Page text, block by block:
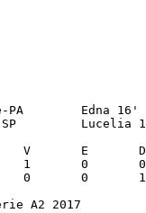
PA        Edna
SP         Lucelia
A2 2017